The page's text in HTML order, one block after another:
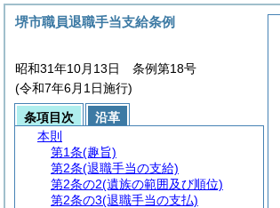
堺市職員退職手当支給条例
昭和31年10月13日 条例第18号
(令和7年6月1日施行)
条項目次
沿革
本則
第1条(趣旨)
第2条(退職手当の支給)
第2条の2(遺族の範囲及び順位)
第2条の3(退職手当の支払)